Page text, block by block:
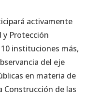
activamente
y Protección
instituciones más,
del eje
en materia de
Construcción de las